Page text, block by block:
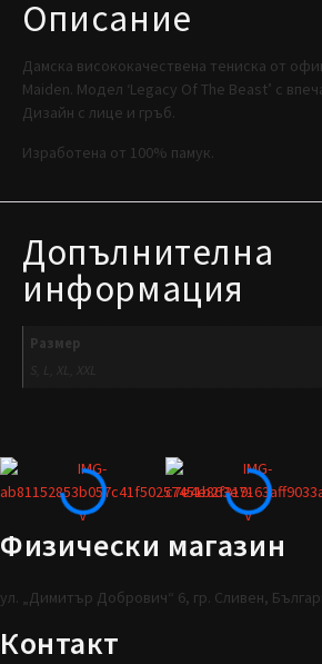
Описание
Дамска висококачествена тениска от
Maiden. Модел ‘Legacy Of The Beast’ с
Дизайн с лице и гръб.
Изработена от 100% памук.
Допълнителна
информация
Размер
S, L, XL, XXL
Физически магазин
ул. „Димитър Добрович“ 6, гр. Сливен,
Контакт